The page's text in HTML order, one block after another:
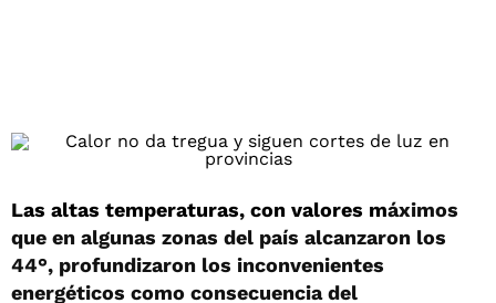
Las altas temperaturas, con valores máximos
que en algunas zonas del país alcanzaron los
44°, profundizaron los inconvenientes
energéticos como consecuencia del